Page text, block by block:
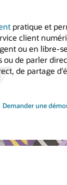
pratique et
client
ou en libre-
de parler
de partage
Demander une